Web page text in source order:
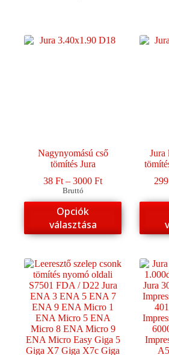
Nagynyomású cső
tömítés Jura
38Ft – 3000FtÁrtartomány:
-
Bruttó
Opciók
választása
Ennek
a
terméknek
több
van.
A
változatok
a
termékoldalon
választhatók
ki
Jura